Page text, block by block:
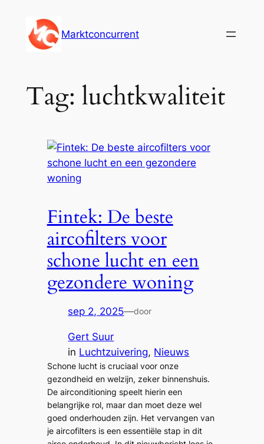
Marktconcurrent
Tag: luchtkwaliteit
Fintek: De beste
aircofilters voor
schone lucht en een
gezondere woning
sep 2, 2025—door
Gert Suur
in Luchtzuivering, Nieuws
Schone lucht is cruciaal voor onze
gezondheid en welzijn, zeker binnenshuis.
De airconditioning speelt hierin een
belangrijke rol, maar dan moet deze wel
goed onderhouden zijn. Het vervangen van
je aircofilters is een essentiële stap in dit